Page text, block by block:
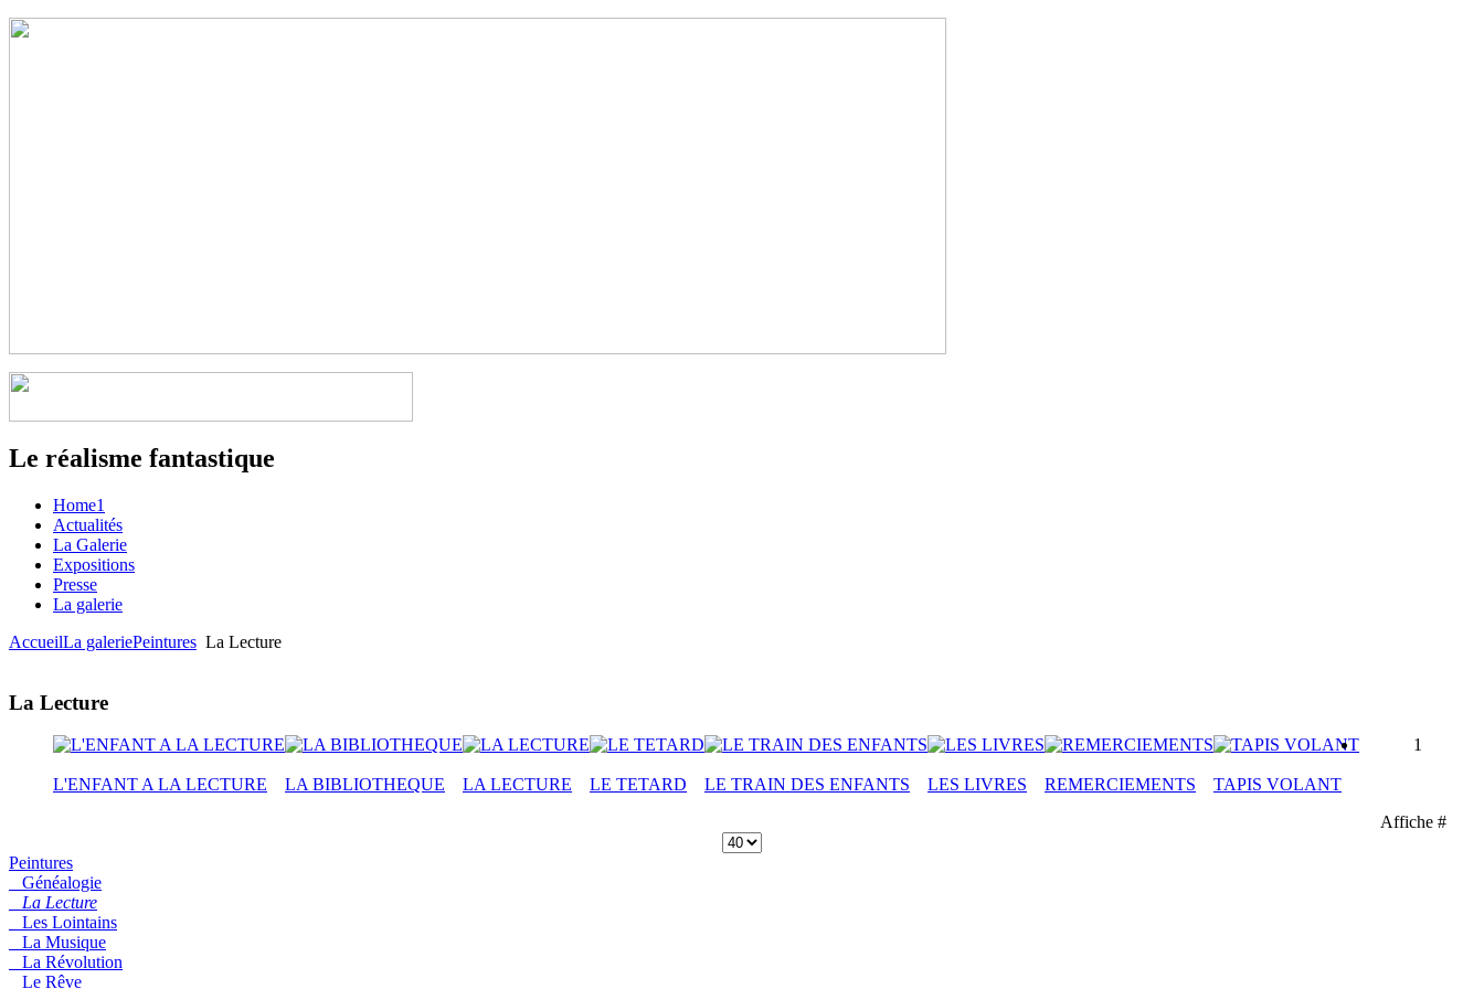
Le réalisme fantastique
Home1
Actualités
La Galerie
Expositions
Presse
La galerie
AccueilLa galeriePeintures La Lecture
La Lecture
L'ENFANT A LA LECTURE LA BIBLIOTHEQUE LA LECTURE LE TETARD LE TRAIN DES ENFANTS LES LIVRES REMERCIEMENTS TAPIS VOLANT
1
Affiche #
Peintures
Généalogie
La Lecture
Les Lointains
La Musique
La Révolution
Le Rêve